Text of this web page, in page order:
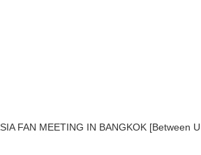
FAN MEETING IN BANGKOK [Between